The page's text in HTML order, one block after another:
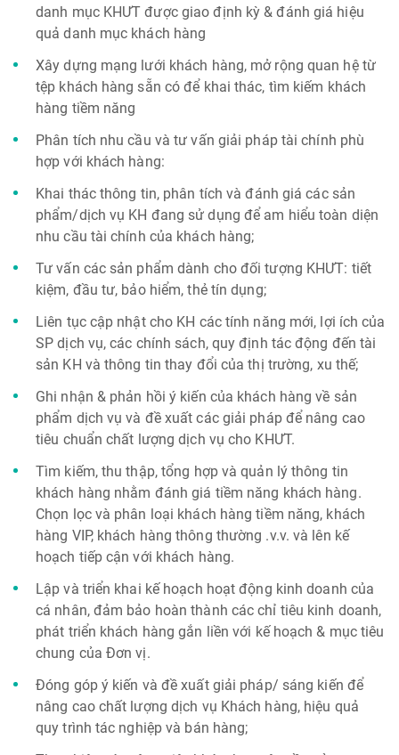
danh mục KHƯT được giao định kỳ & đánh giá hiệu
quả danh mục khách hàng
Xây dựng mạng lưới khách hàng, mở rộng quan hệ từ
tệp khách hàng sẵn có để khai thác, tìm kiếm khách
hàng tiềm năng
Phân tích nhu cầu và tư vấn giải pháp tài chính phù
hợp với khách hàng:
Khai thác thông tin, phân tích và đánh giá các sản
phẩm/dịch vụ KH đang sử dụng để am hiểu toàn diện
nhu cầu tài chính của khách hàng;
Tư vấn các sản phẩm dành cho đối tượng KHƯT: tiết
kiệm, đầu tư, bảo hiểm, thẻ tín dụng;
Liên tục cập nhật cho KH các tính năng mới, lợi ích của
SP dịch vụ, các chính sách, quy định tác động đến tài
sản KH và thông tin thay đổi của thị trường, xu thế;
Ghi nhận & phản hồi ý kiến của khách hàng về sản
phẩm dịch vụ và đề xuất các giải pháp để nâng cao
tiêu chuẩn chất lượng dịch vụ cho KHƯT.
Tìm kiếm, thu thập, tổng hợp và quản lý thông tin
khách hàng nhằm đánh giá tiềm năng khách hàng.
Chọn lọc và phân loại khách hàng tiềm năng, khách
hàng VIP, khách hàng thông thường .v.v. và lên kế
hoạch tiếp cận với khách hàng.
Lập và triển khai kế hoạch hoạt động kinh doanh của
cá nhân, đảm bảo hoàn thành các chỉ tiêu kinh doanh,
phát triển khách hàng gắn liền với kế hoạch & mục tiêu
chung của Đơn vị.
Đóng góp ý kiến và đề xuất giải pháp/ sáng kiến để
nâng cao chất lượng dịch vụ Khách hàng, hiệu quả
quy trình tác nghiệp và bán hàng;